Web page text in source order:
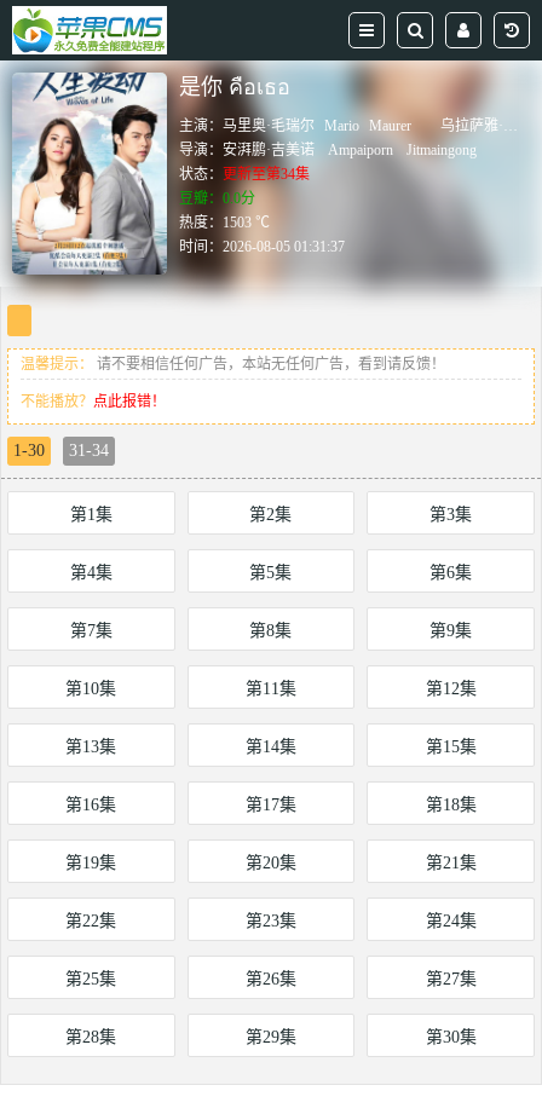
是你 คือเธอ
主演：马里奥·毛瑞尔 Mario Maurer
乌拉萨雅·斯帕邦德
导演：安湃鹏·吉美诺 Ampaiporn
Jitmaingong
状态： 更新至第34集
豆瓣：0.0分
热度：1503 ℃
时间：2026-08-05 01:31:37
温馨提示： 请不要相信任何广告，本站无任何广告，看到请反馈！
不能播放？ 点此报错！
1-30 31-34
第1集 第2集 第3集
第4集 第5集 第6集
第7集 第8集 第9集
第10集 第11集 第12集
第13集 第14集 第15集
第16集 第17集 第18集
第19集 第20集 第21集
第22集 第23集 第24集
第25集 第26集 第27集
第28集 第29集 第30集